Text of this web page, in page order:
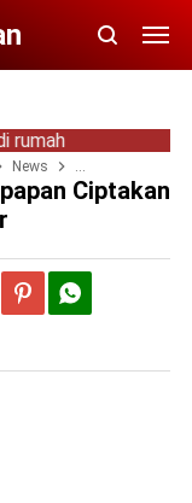
News sdn 002 balteng
Ciptakan